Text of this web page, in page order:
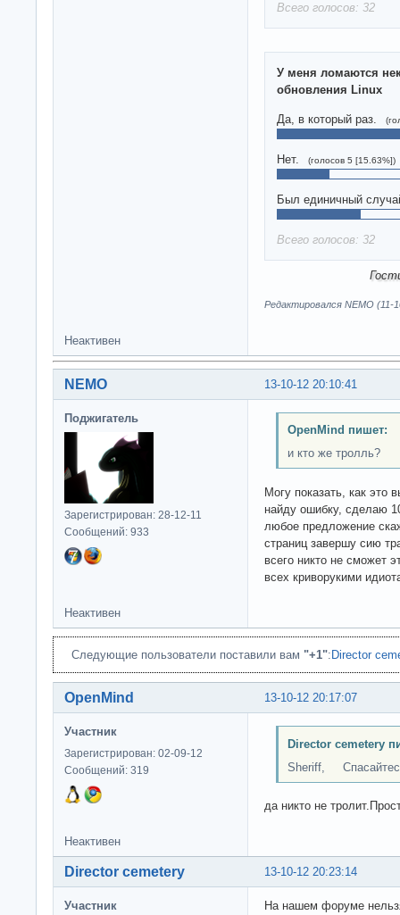
Всего голосов: 32
У меня ломаются
обновления Linux
Да, в который раз.
Нет. (голосов 5 [15.63%])
Был единичный
Всего голосов: 32
Редактировался NEMO (11-
Неактивен
13-10-12 20:10:41
NEMO
Поджигатель
Зарегистрирован: 28-12-11
Сообщений: 933
OpenMind пишет:
и кто же тролль?
Могу показать, как это
найду ошибку, сделаю
любое предложение
страниц завершу сию
всего никто не сможет
всех криворукими
Неактивен
Следующие пользователи поставили вам "+1": Director
13-10-12 20:17:07
OpenMind
Участник
Зарегистрирован: 02-09-12
Сообщений: 319
Director cemetery
Sheriff,
да никто не
Неактивен
13-10-12 20:23:14
Director cemetery
Участник
На нашем форуме